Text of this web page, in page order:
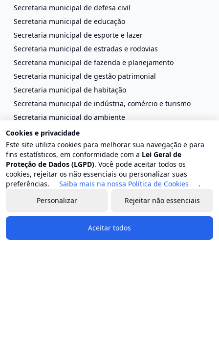
Secretaria municipal de defesa civil
Secretaria municipal de educação
Secretaria municipal de esporte e lazer
Secretaria municipal de estradas e rodovias
Secretaria municipal de fazenda e planejamento
Secretaria municipal de gestão patrimonial
Secretaria municipal de habitação
Secretaria municipal de indústria, comércio e turismo
Secretaria municipal do ambiente
Secretaria municipal de obras
Secretaria municipal de saúde
Secretaria municipal de serviços públicos
Secretaria municipal de transporte
Secretaria municipal de transparência e comunicação
Secretaria municipal de segurança ordem e mobilidade
Redes Sociais
Cookies e privacidade
Este site utiliza cookies para melhorar sua navegação e para
fins estatísticos, em conformidade com a Lei Geral de
Proteção de Dados (LGPD). Você pode aceitar todos os
cookies, rejeitar os não essenciais ou personalizar suas
preferências.
Saiba mais na nossa Política de Cookies
.
Personalizar
Rejeitar não essenciais
Aceitar todos